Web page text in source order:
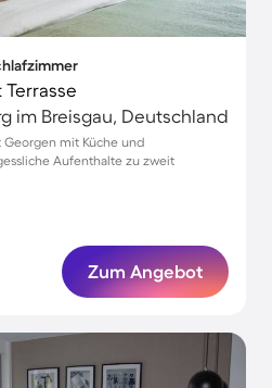
im Breisgau, Deutschland
Georgen mit Küche und
Aufenthalte zu zweit
Zum Angebot